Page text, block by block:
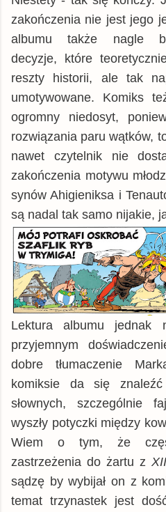
zakończenia nie jest jego
albumu także nagle
decyzje, które
reszty historii, ale tak
umotywowane. Komiks
ogromny niedosyt,
rozwiązania paru wątków,
nawet czytelnik nie
zakończenia motywu
synów Ahigieniksa i
są nadal tak samo nijakie,
Lektura albumu jednak
przyjemnym
dobre tłumaczenie
komiksie da się
słownych, szczególnie
wyszły potyczki między
Wiem o tym, że
zastrzeżenia do żartu z
sądzę by wybijał on z
temat trzynastek jest